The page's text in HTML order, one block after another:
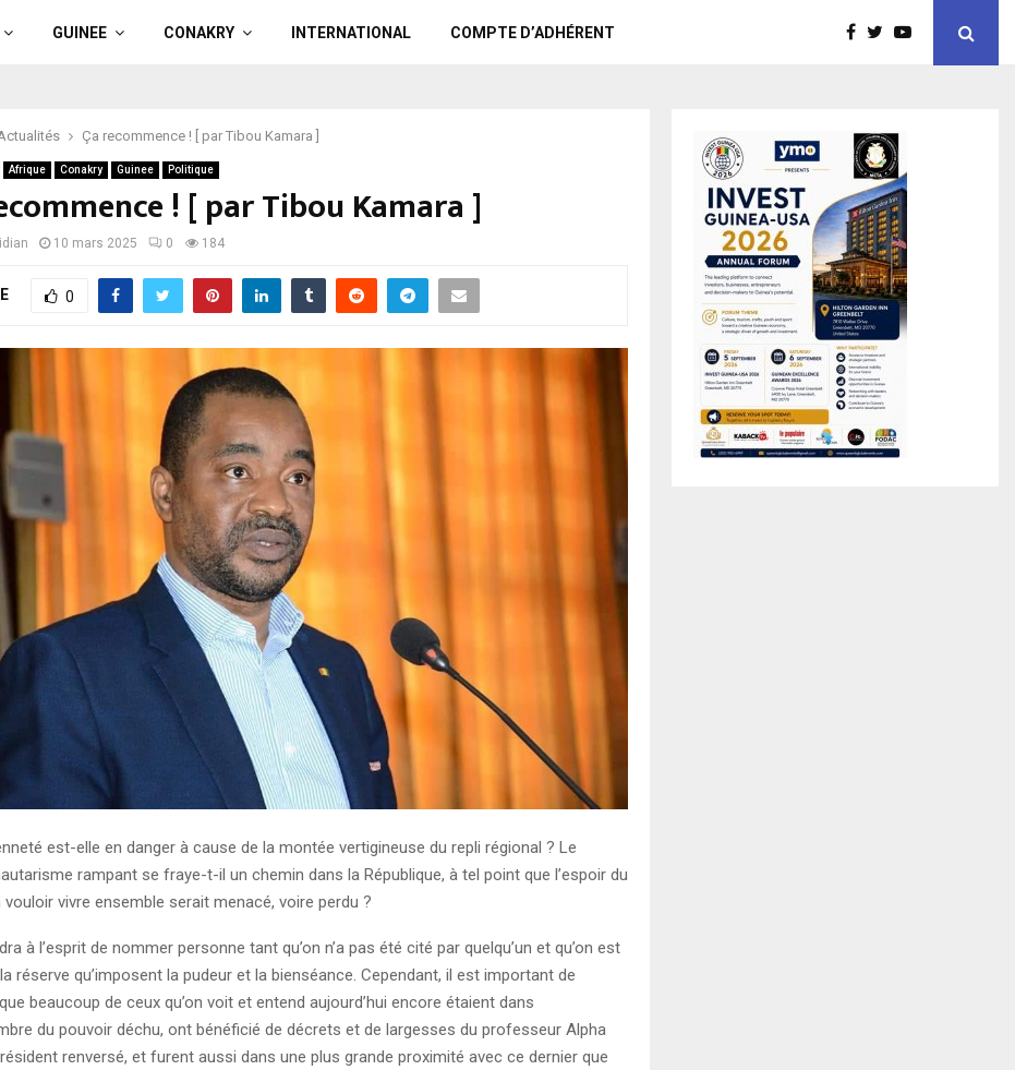
GUINEE CONAKRY INTERNATIONAL COMPTE D’ADHÉRENT
Ça recommence ! [ par Tibou Kamara ]
Afrique Conakry Guinee Politique
! [ par Tibou Kamara ]
10 mars 2025 0 184
0
est-elle en danger à cause de la montée vertigineuse du repli régional ? Le
rampant se fraye-t-il un chemin dans la République, à tel point que l’espoir du
vivre ensemble serait menacé, voire perdu ?
à l’esprit de nommer personne tant qu’on n’a pas été cité par quelqu’un et qu’on est
réserve qu’imposent la pudeur et la bienséance. Cependant, il est important de
beaucoup de ceux qu’on voit et entend aujourd’hui encore étaient dans
du pouvoir déchu, ont bénéficié de décrets et de largesses du professeur Alpha
renversé, et furent aussi dans une plus grande proximité avec ce dernier que